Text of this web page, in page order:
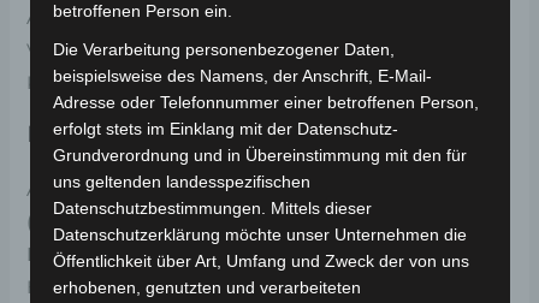
Abenteuer. Entworfen für zwei Personen, vereint der
VS1 modernste Technologie mit außergewöhnlichem
Komfort und Sicherheit.
Leistung trifft auf Nachhaltigkeit
Ausgestattet mit einer robusten Blei-Gel-Batterie
(60V 20AH)
, liefert der VS1 eine beeindruckende
Reichweite von bis zu 50 km, ladbar an jeder
Haushaltssteckdose. Seine umweltfreundliche Natur
betroffenen Person ein.
Die Verarbeitung personenbezogener Daten,
beispielsweise des Namens, der Anschrift, E-Mail-
Adresse oder Telefonnummer einer betroffenen Person,
erfolgt stets im Einklang mit der Datenschutz-
Grundverordnung und in Übereinstimmung mit den für
uns geltenden landesspezifischen
Datenschutzbestimmungen. Mittels dieser
Datenschutzerklärung möchte unser Unternehmen die
Öffentlichkeit über Art, Umfang und Zweck der von uns
erhobenen, genutzten und verarbeiteten